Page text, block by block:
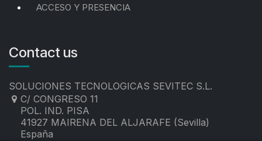
ACCESO Y PRESENCIA
Contact us
SOLUCIONES TECNOLOGICAS SEVITEC S.L.
C/ CONGRESO 11
POL. IND. PISA
41927 MAIRENA DEL ALJARAFE (Sevilla)
España